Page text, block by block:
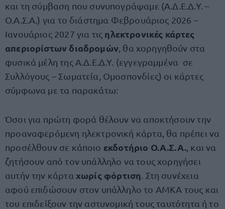
και τη σύμβαση που συνυπογράψαμε (Α.Δ.Ε.Δ.Υ. –
Ο.Α.Σ.Α.) για το διάστημα Φεβρουάριος 2026 –
Ιανουάριος 2027 για τις ηλεκτρονικές κάρτες
απεριορίστων διαδρομών, θα χορηγηθούν στα
φυσικά μέλη της Α.Δ.Ε.Δ.Υ. (εγγεγραμμένα σε
Συλλόγους – Σωματεία, Ομοσπονδίες) οι κάρτες
σύμφωνα με τα παρακάτω:
Όσοι για πρώτη φορά θέλουν να αποκτήσουν την
προαναφερόμενη ηλεκτρονική κάρτα, θα πρέπει να
προσέλθουν σε κάποιο εκδοτήριο Ο.Α.Σ.Α. , και να
ζητήσουν από τον υπάλληλο να τους χορηγήσει
αυτήν την κάρτα χωρίς φόρτιση . Στη συνέχεια
αφού επιδώσουν στον υπάλληλο το ΑΜΚΑ τους και
του επιδείξουν την αστυνομική τους ταυτότητα ή το